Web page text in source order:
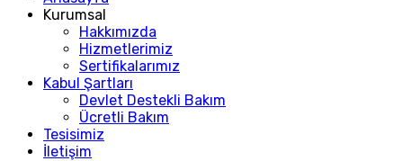
Kurumsal
Hakkımızda
Hizmetlerimiz
Sertifikalarımız
Kabul Şartları
Devlet Destekli Bakım
Ücretli Bakım
Tesisimiz
İletişim